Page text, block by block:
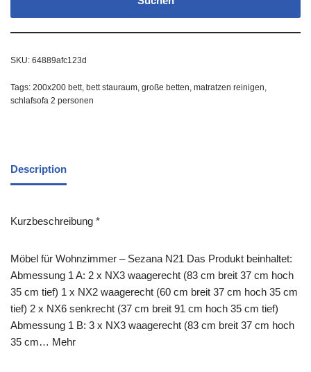
SKU: 64889afc123d
Tags: 200x200 bett bett stauraum große betten matratzen reinigen
schlafsofa 2 personen
Description
Kurzbeschreibung *
Möbel für Wohnzimmer – Sezana N21 Das Produkt beinhaltet:
Abmessung 1 A: 2 x NX3 waagerecht (83 cm breit 37 cm hoch
35 cm tief) 1 x NX2 waagerecht (60 cm breit 37 cm hoch 35 cm
tief) 2 x NX6 senkrecht (37 cm breit 91 cm hoch 35 cm tief)
Abmessung 1 B: 3 x NX3 waagerecht (83 cm breit 37 cm hoch
35 cm… Mehr